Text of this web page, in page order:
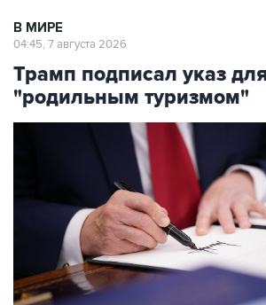
В МИРЕ
04:45, 7 августа 2026
Трамп подписал указ
"родильным туризмом"